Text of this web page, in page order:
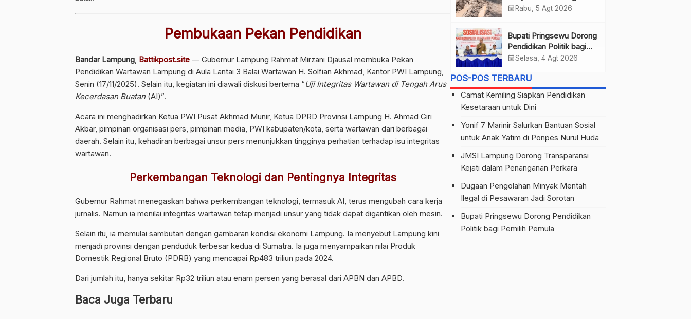
Pembukaan Pekan Pendidikan
Bandar Lampung, Battikpost.site — Gubernur Lampung Rahmat Mirzani Djausal membuka Pekan
Pendidikan Wartawan Lampung di Aula Lantai 3 Balai Wartawan H. Solfian Akhmad, Kantor PWI Lampung,
Senin (17/11/2025). Selain itu, kegiatan ini diawali diskusi bertema “Uji Integritas Wartawan di Tengah Arus
Kecerdasan Buatan(AI)”.
Acara ini menghadirkan Ketua PWI Pusat Akhmad Munir, Ketua DPRD Provinsi Lampung H. Ahmad Giri
Akbar, pimpinan organisasi pers, pimpinan media, PWI kabupaten/kota, serta wartawan dari berbagai
daerah. Selain itu, kehadiran berbagai unsur pers menunjukkan tingginya perhatian terhadap isu integritas
wartawan.
Perkembangan Teknologi dan Pentingnya Integritas
Gubernur Rahmat menegaskan bahwa perkembangan teknologi, termasuk AI, terus mengubah cara kerja
jurnalis. Namun ia menilai integritas wartawan tetap menjadi unsur yang tidak dapat digantikan oleh mesin.
Selain itu, ia memulai sambutan dengan gambaran kondisi ekonomi Lampung. Ia menyebut Lampung kini
menjadi provinsi dengan penduduk terbesar kedua di Sumatra. Ia juga menyampaikan nilai Produk
Domestik Regional Bruto (PDRB) yang mencapai Rp483 triliun pada 2024.
Dari jumlah itu, hanya sekitar Rp32 triliun atau enam persen yang berasal dari APBN dan APBD.
Baca Juga Terbaru
Pesawaran Jadi Sorotan
calendar_month Rabu, 5 Agt 2026
Bupati Pringsewu Dorong
Pendidikan Politik bagi
Pemilih Pemula
calendar_monthSelasa, 4 Agt 2026
POS-POS TERBARU
Camat Kemiling Siapkan Pendidikan
Kesetaraan untuk Dini
Yonif 7 Marinir Salurkan Bantuan Sosial
untuk Anak Yatim di Ponpes Nurul Huda
JMSI Lampung Dorong Transparansi
Kejati dalam Penanganan Perkara
Dugaan Pengolahan Minyak Mentah
Ilegal di Pesawaran Jadi Sorotan
Bupati Pringsewu Dorong Pendidikan
Politik bagi Pemilih Pemula